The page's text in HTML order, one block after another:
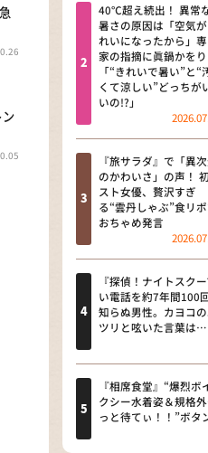
news おかえ
河合＆
「なんでや
かえり）
DAIGOも
にする？～
本日はダイ
朝だ！生で
教えて！ニ
ミカタ
ＬＩＦＥ～
新婚さん
ポツンと一
ザキ山小屋
40℃超え続出！ 異常
暑さの原因は「空気が
れいになったから」
家の指摘に眞鍋かをり
「“きれいで暑い”と“
くて涼しい”どっちが
いの!?」
『旅サラダ』で「異
のかわいさ」の声！
スト女優、贅沢すぎ
る“雲丹しゃぶ”食リ
おちゃめ発言
『探偵！ナイトスク
い電話を約7年間100
知らぬ男性。カヨコ
ツリと呟いた言葉は…
『相席食堂』“爆烈
クシー水着姿＆規格
っと待てぃ！！”ボタ